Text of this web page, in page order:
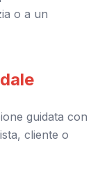
o a un
guidata con
cliente o